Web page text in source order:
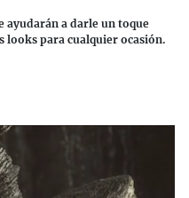
ayudarán a darle un toque
para cualquier ocasión.